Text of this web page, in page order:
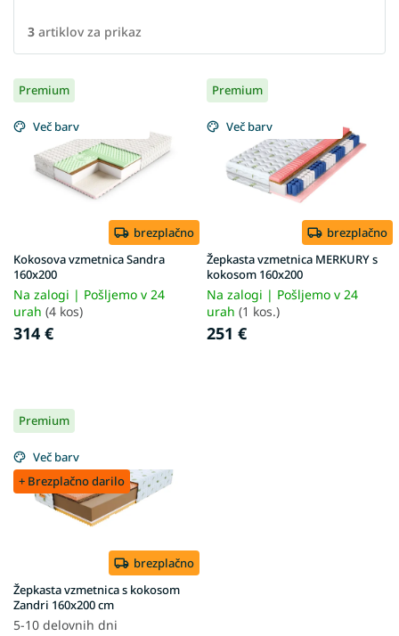
3 artiklov za prikaz
L
i
s
t
d
u
c
t
s
Premium
Več barv
brezplačno
Kokosova vzmetnica Sandra
160x200
Na zalogi | Pošljemo v 24
urah (4 kos)
314 €
Premium
Več barv
brezplačno
Žepkasta vzmetnica MERKURY s
kokosom 160x200
Na zalogi | Pošljemo v 24
urah (1 kos.)
251 €
Premium
Več barv
+ Brezplačno darilo
brezplačno
Žepkasta vzmetnica s kokosom
Zandri 160x200 cm
5-10 delovnih dni